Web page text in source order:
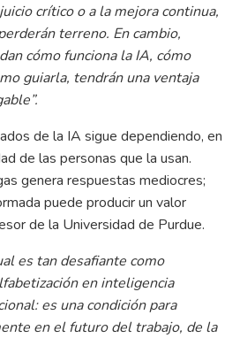
crítico o a la mejora continua,
terreno. En cambio,
cómo funciona la IA, cómo
guiarla, tendrán una ventaja
de la IA sigue dependiendo, en
de las personas que la usan.
genera respuestas mediocres;
puede producir un valor
de la Universidad de Purdue.
es tan desafiante como
en inteligencia
es una condición para
en el futuro del trabajo, de la